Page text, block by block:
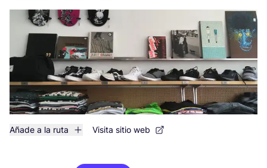
Añade a la ruta Visita sitio web